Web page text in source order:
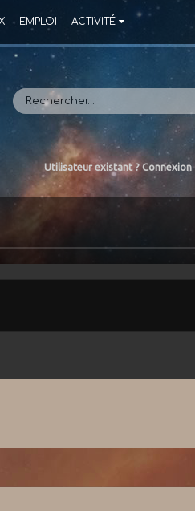
EMPLOI ACTIVITÉ
Utilisateur existant ? Connexion